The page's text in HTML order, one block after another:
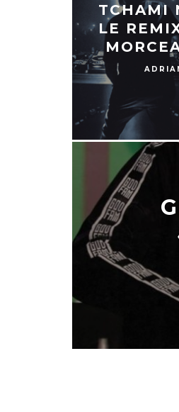
TCHAMI
LE